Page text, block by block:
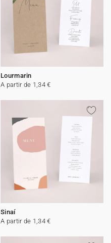
Lourmarin
A partir de 1,34 €
Sinaí
A partir de 1,34 €